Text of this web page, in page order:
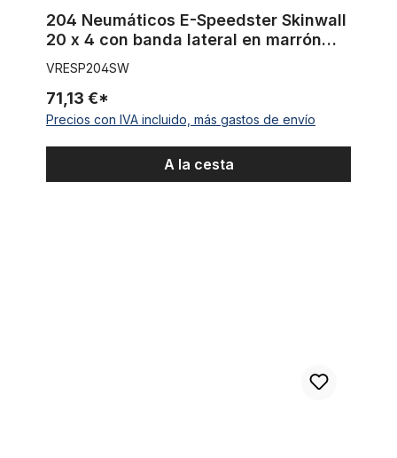
204 Neumáticos E-Speedster Skinwall
20 x 4 con banda lateral en marrón
claro
VRESP204SW
71,13 €*
Precios con IVA incluido, más gastos de envío
A la cesta